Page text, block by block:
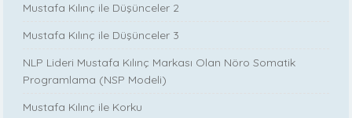
Mustafa Kılınç ile Düşünceler 2
Mustafa Kılınç ile Düşünceler 3
NLP Lideri Mustafa Kılınç Markası Olan Nöro Somatik
Programlama (NSP Modeli)
Mustafa Kılınç ile Korku